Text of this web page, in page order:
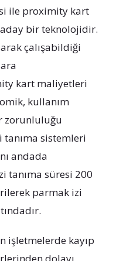
ile proximity kart
bir teknolojidir.
çalışabildiği
kart maliyetleri
kullanım
zorunluluğu
sistemleri
andada
tanıma süresi 200
parmak izi
işletmelerde kayıp